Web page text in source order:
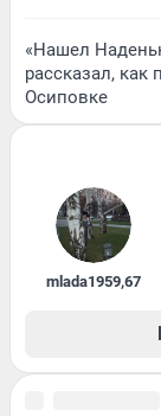
«Нашел
рассказал,
Осиповке
mlada1959,67